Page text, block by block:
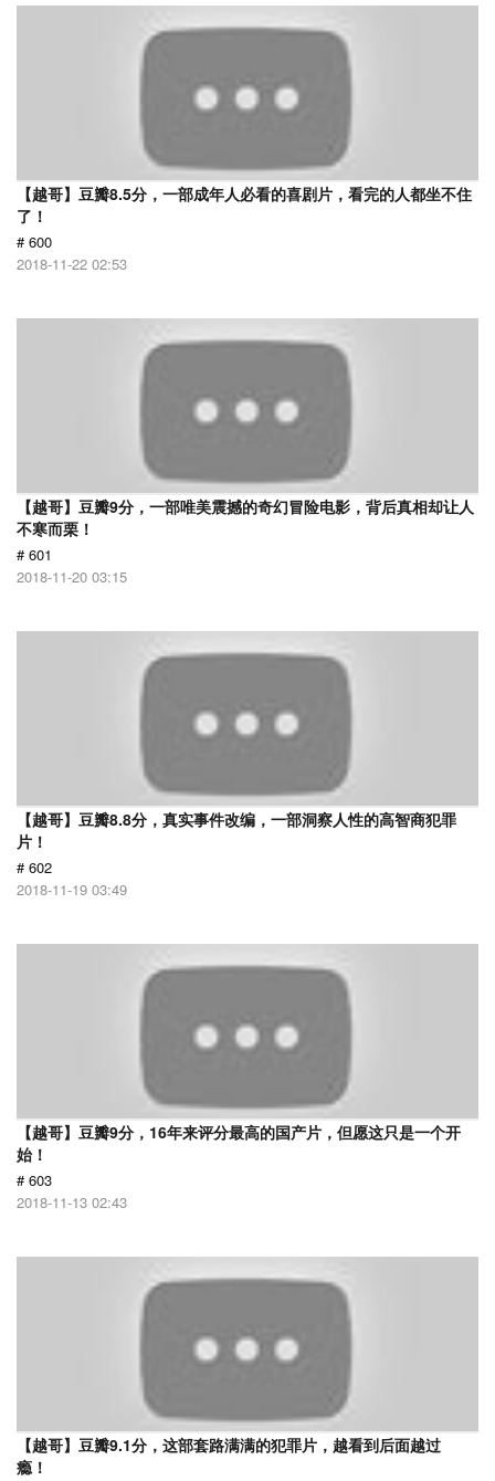
【越哥】豆瓣8.5分，一部成年人必看的喜剧片，看完的人都坐不住
了！
# 600
2018-11-22 02:53
【越哥】豆瓣9分，一部唯美震撼的奇幻冒险电影，背后真相却让人
不寒而栗！
# 601
2018-11-20 03:15
【越哥】豆瓣8.8分，真实事件改编，一部洞察人性的高智商犯罪
片！
# 602
2018-11-19 03:49
【越哥】豆瓣9分，16年来评分最高的国产片，但愿这只是一个开
始！
# 603
2018-11-13 02:43
【越哥】豆瓣9.1分，这部套路满满的犯罪片，越看到后面越过
瘾！